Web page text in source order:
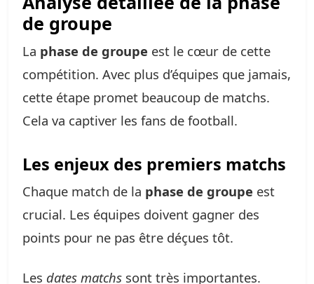
de groupe
La phase de groupe est le cœur de cette
compétition. Avec plus d’équipes que jamais,
cette étape promet beaucoup de matchs.
Cela va captiver les fans de football.
Les enjeux des premiers matchs
Chaque match de la phase de groupe est
crucial. Les équipes doivent gagner des
points pour ne pas être déçues tôt.
Les dates matchs sont très importantes.